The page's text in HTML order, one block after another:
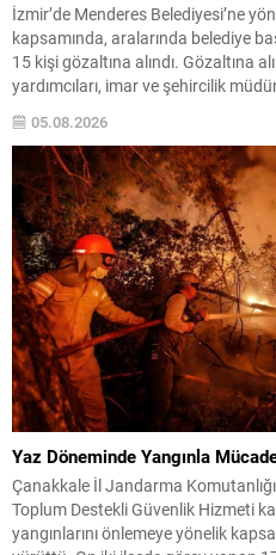
İzmir’de Menderes Belediyesi’ne
kapsamında, aralarında belediye
15 kişi gözaltına alındı. Gözaltına
yardımcıları, imar ve şehircilik
Soruşturma iddialarına göre
05.08.2026
Yaz Döneminde Yangınla
Çanakkale İl Jandarma
Toplum Destekli Güvenlik Hizmeti
yangınlarını önlemeye yönelik